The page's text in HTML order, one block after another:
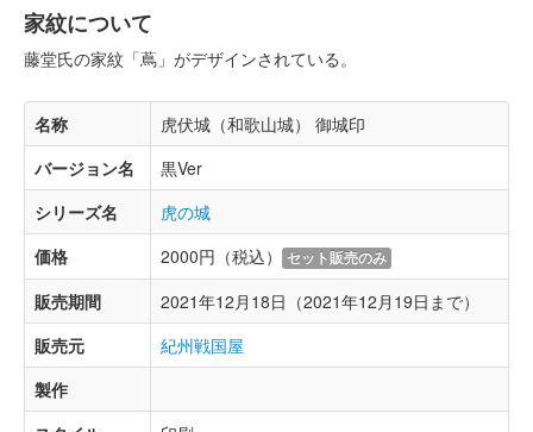
家紋について
藤堂氏の家紋「蔦」がデザインされている。
名称
虎伏城（和歌山城） 御城印
バージョン名
黒Ver
シリーズ名
虎の城
価格
2000円（税込） セット販売のみ
販売期間
2021年12月18日（2021年12月19日まで）
販売元
紀州戦国屋
製作